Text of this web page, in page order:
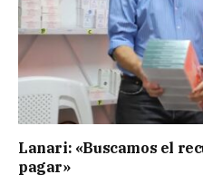
Lanari: «Buscamos el
pagar»